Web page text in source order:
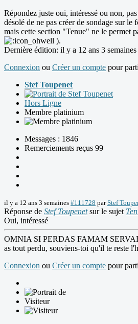
Répondez juste oui, intéressé ou non,
désolé de ne pas créer de sondage sur le
mais cette section "Tenue" ne le permet
).
Dernière édition: il y a 12 ans 3
Connexion ou Créer un compte pour
Stef Toupenet
Hors Ligne
Membre platinium
Messages : 1846
Remerciements reçus 99
il y a 12 ans 3 semaines #111728 parStef
Réponse de Stef Toupenetsur le sujet
Oui, intéressé
OMNIA SI PERDAS FAMAM
as tout perdu, souviens-toi qu'il te reste
Connexion ou Créer un compte pour
Visiteur